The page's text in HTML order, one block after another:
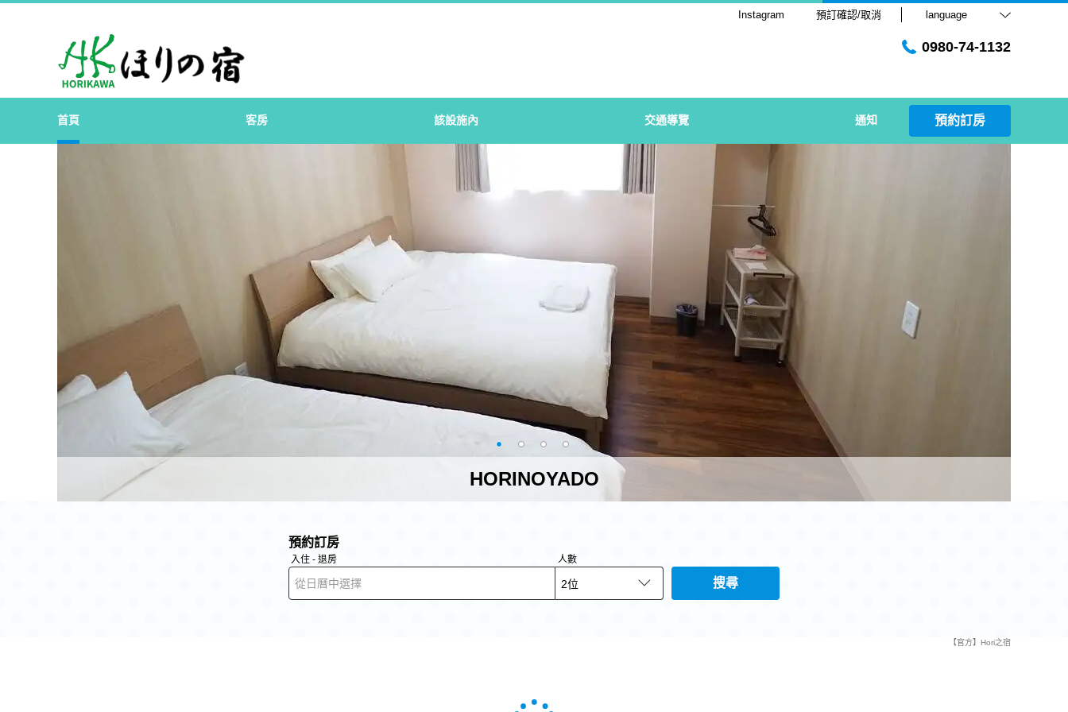
Instagram 預訂確認/取消 language
0980-74-1132
首頁 客房 該設施內 交通導覽 通知 預約訂房
HORINOYADO
預約訂房
入住 - 退房
從日曆中選擇
人數
搜尋
【官方】Hori之宿